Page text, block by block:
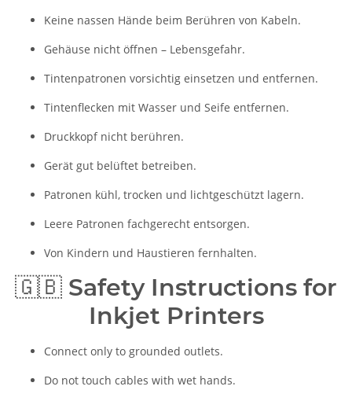
Keine nassen Hände beim Berühren von Kabeln.
Gehäuse nicht öffnen – Lebensgefahr.
Tintenpatronen vorsichtig einsetzen und entfernen.
Tintenflecken mit Wasser und Seife entfernen.
Druckkopf nicht berühren.
Gerät gut belüftet betreiben.
Patronen kühl, trocken und lichtgeschützt lagern.
Leere Patronen fachgerecht entsorgen.
Von Kindern und Haustieren fernhalten.
🇬🇧 Safety Instructions for
Inkjet Printers
Connect only to grounded outlets.
Do not touch cables with wet hands.